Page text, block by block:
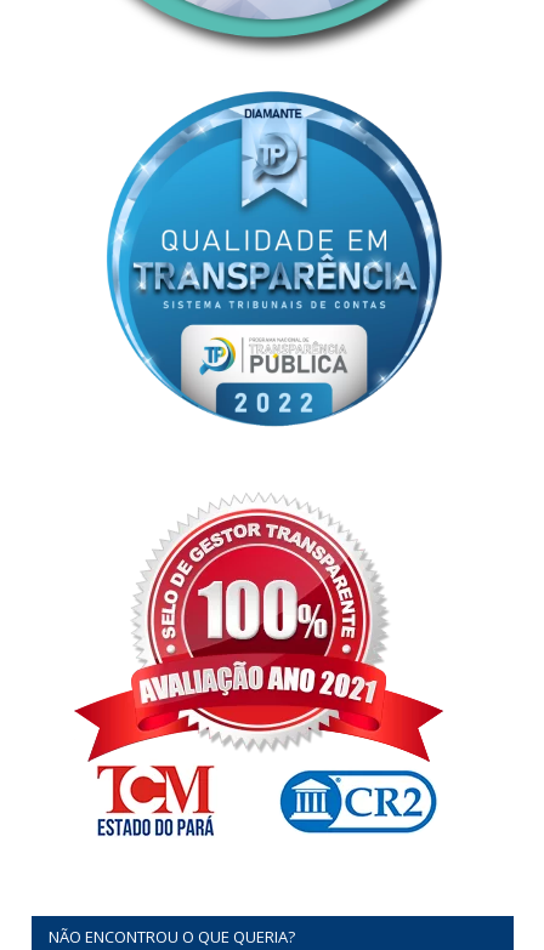
NÃO ENCONTROU O QUE QUERIA?